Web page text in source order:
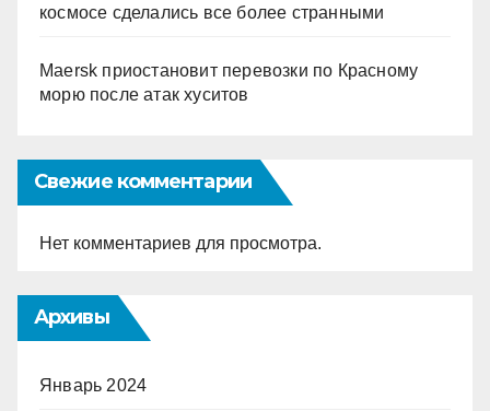
космосе сделались все более странными
Maersk приостановит перевозки по Красному
морю после атак хуситов
Свежие комментарии
Нет комментариев для просмотра.
Архивы
Январь 2024